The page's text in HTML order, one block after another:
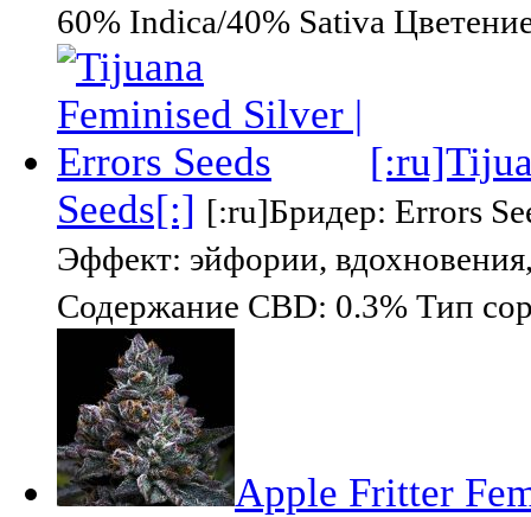
60% Indica/40% Sativa
Seeds[:] [:ru]Бридер: Errors
Эффект: эйфории,
Содержание CBD: 0.3% Тип
Apple Fritter